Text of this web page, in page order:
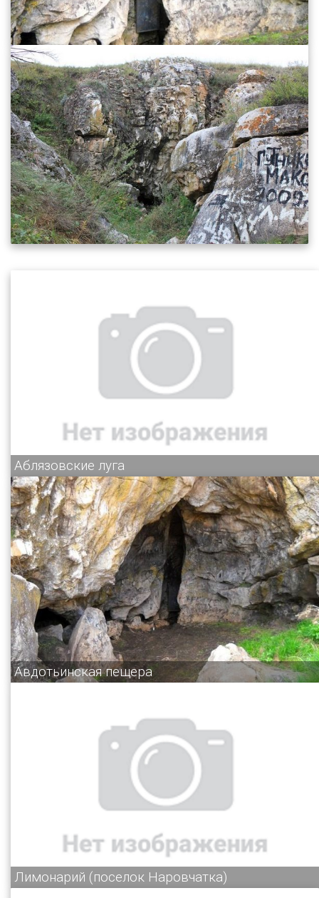
Аблязовские луга
Авдотьинская пещера
Лимонарий (поселок Наровчатка)